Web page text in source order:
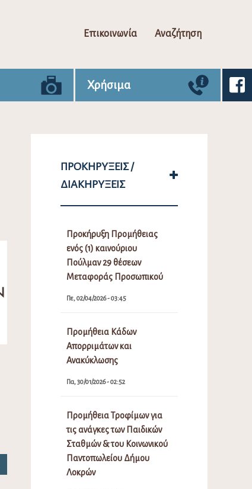
Επικοινωνία Αναζήτηση
Χρήσιμα
ΠΡΟΚΗΡΎΞΕΙΣ /
ΔΙΑΚΗΡΎΞΕΙΣ
Προκήρυξη Προμήθειας
ενός (1) καινούριου
Πούλμαν 29 θέσεων
Μεταφοράς Προσωπικού
Πε, 02/04/2026 - 03:45
Προμήθεια Κάδων
Απορριμάτων και
Ανακύκλωσης
Πα, 30/01/2026 - 02:52
Προμήθεια Τροφίμων για
τις ανάγκες των Παιδικών
Σταθμών & του Κοινωνικού
Παντοπωλείου Δήμου
Λοκρών